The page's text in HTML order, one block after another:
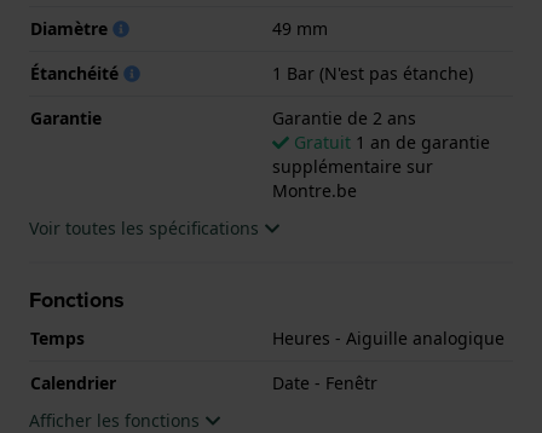
Diamètre
49 mm
Étanchéité
1 Bar (N'est pas étanche)
Garantie
Garantie de 2 ans
Gratuit 1 an de garantie
supplémentaire sur
Montre.be
Voir toutes les spécifications
Fonctions
Temps
Heures - Aiguille analogique
Calendrier
Date - Fenêtr
Afficher les fonctions